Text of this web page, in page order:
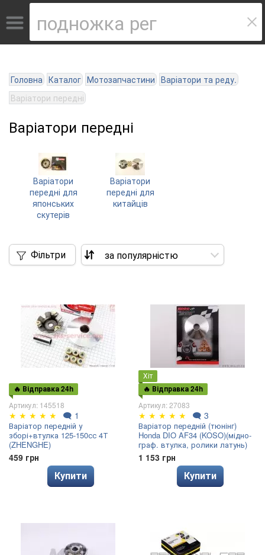
Головна Каталог Мотозапчастини Варіатори та реду.
Варіатори передні
Варіатори передні
Варіатори
передні для
японських
скутерів
Варіатори
передні для
китайців
Фільтри
🔥 Відправка 24h
Артикул: 145518
★ ★ ★ ★ ★ 🗨 1
Варіатор передній у
зборі+втулка 125-150сс 4Т
(ZHENGHE)
459 грн
Купити
Хіт
🔥 Відправка 24h
Артикул: 27083
★ ★ ★ ★ ★ 🗨 3
Варіатор передній (тюнінг)
Honda DIO AF34 (KOSO)(мідно-
граф. втулка, ролики латунь)
1 153 грн
Купити